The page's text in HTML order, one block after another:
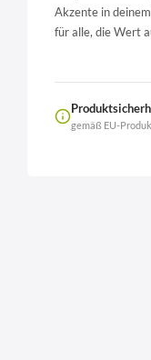
Akzente in
für alle, die Wert
gemäß EU-